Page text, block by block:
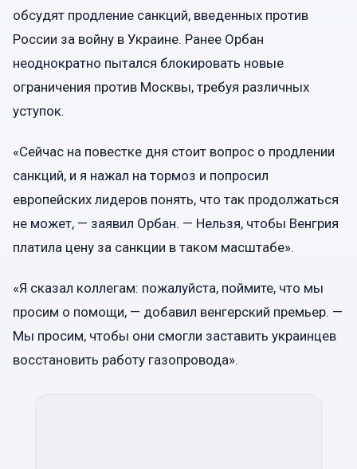
обсудят продление санкций, введенных против
России за войну в Украине. Ранее Орбан
неоднократно пытался блокировать новые
ограничения против Москвы, требуя различных
уступок.
«Сейчас на повестке дня стоит вопрос о продлении
санкций, и я нажал на тормоз и попросил
европейских лидеров понять, что так продолжаться
не может, — заявил Орбан. — Нельзя, чтобы Венгрия
платила цену за санкции в таком масштабе».
«Я сказал коллегам: пожалуйста, поймите, что мы
просим о помощи, — добавил венгерский премьер. —
Мы просим, ​​чтобы они смогли заставить украинцев
восстановить работу газопровода».